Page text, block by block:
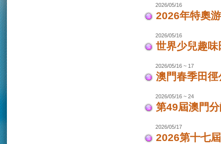
2026/05/16
2026年特奧
2026/05/16
世界少兒趣味
2026/05/16 ~ 17
澳門春季田徑
2026/05/16 ~ 24
第49屆澳門
2026/05/17
2026第十七